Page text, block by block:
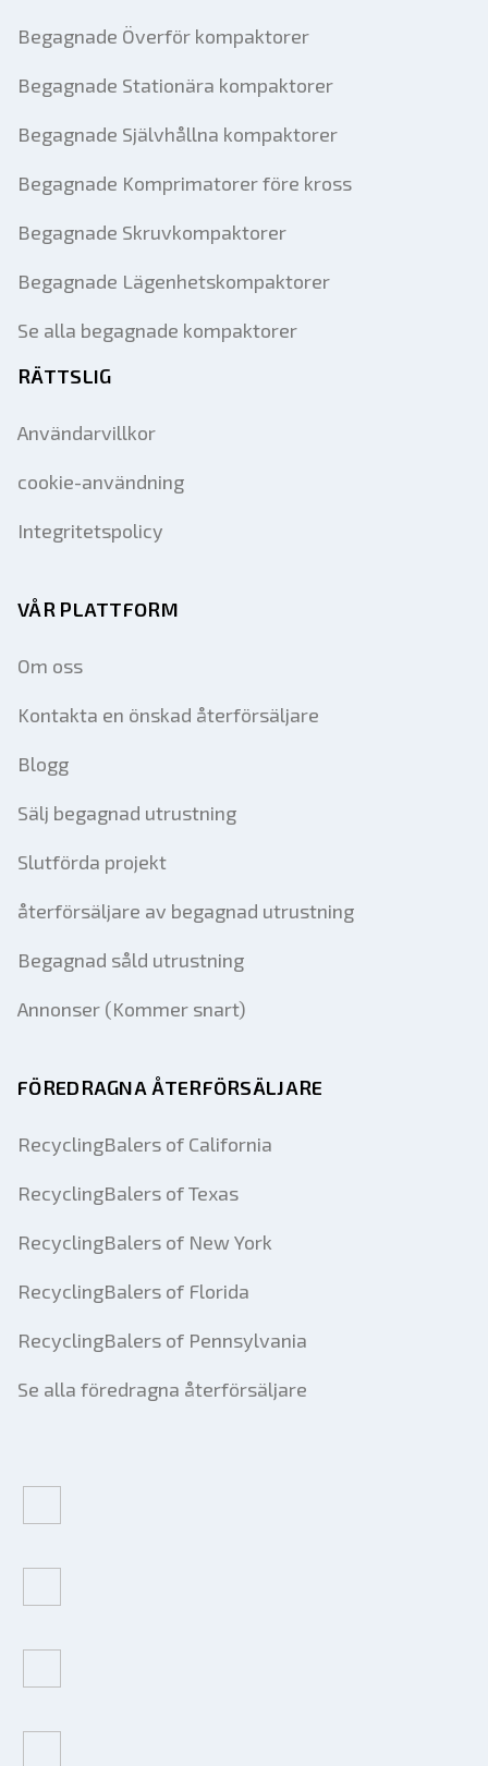
Begagnade Överför kompaktorer
Begagnade Stationära kompaktorer
Begagnade Självhållna kompaktorer
Begagnade Komprimatorer före kross
Begagnade Skruvkompaktorer
Begagnade Lägenhetskompaktorer
Se alla begagnade kompaktorer
RÄTTSLIG
Användarvillkor
cookie-användning
Integritetspolicy
VÅR PLATTFORM
Om oss
Kontakta en önskad återförsäljare
Blogg
Sälj begagnad utrustning
Slutförda projekt
återförsäljare av begagnad utrustning
Begagnad såld utrustning
Annonser (Kommer snart)
FÖREDRAGNA ÅTERFÖRSÄLJARE
RecyclingBalers of California
RecyclingBalers of Texas
RecyclingBalers of New York
RecyclingBalers of Florida
RecyclingBalers of Pennsylvania
Se alla föredragna återförsäljare